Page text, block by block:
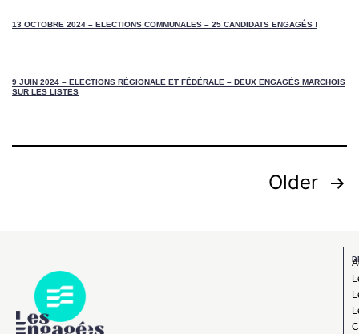
13 OCTOBRE 2024 – ELECTIONS COMMUNALES – 25 CANDIDATS ENGAGÉS !
9 JUIN 2024 – ELECTIONS RÉGIONALE ET FÉDÉRALE – DEUX ENGAGÉS MARCHOIS
SUR LES LISTES
Older